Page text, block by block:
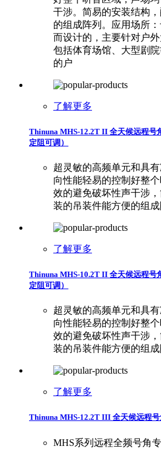
干涉。简易的安装结构
的组成阵列。应用场所
而设计的，主要针对户
包括体育场馆、大型剧
的户
了解更多
Thinuna MHS-12.2T II 全天候远程号
定阻可调）
超灵敏的高频单元和具
向性能轻易的控制好整
效的避免破坏性声干涉
装的吊装件能方便的组成
了解更多
Thinuna MHS-10.2T II 全天候远程号
定阻可调）
超灵敏的高频单元和具
向性能轻易的控制好整
效的避免破坏性声干涉
装的吊装件能方便的组成
了解更多
Thinuna MHS-12.2T III 全天候远程号
MHS系列远程全频号角